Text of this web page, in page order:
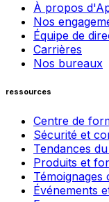
À propos
Nos
Équipe de
Carrières
Nos bureaux
ressources
Centre de
Sécurité et
Tendances
Produits et
Témoignages
Événements